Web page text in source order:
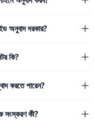
অনুবাদ দরকার?
কি?
করতে পারেন?
সংস্করণ কী?